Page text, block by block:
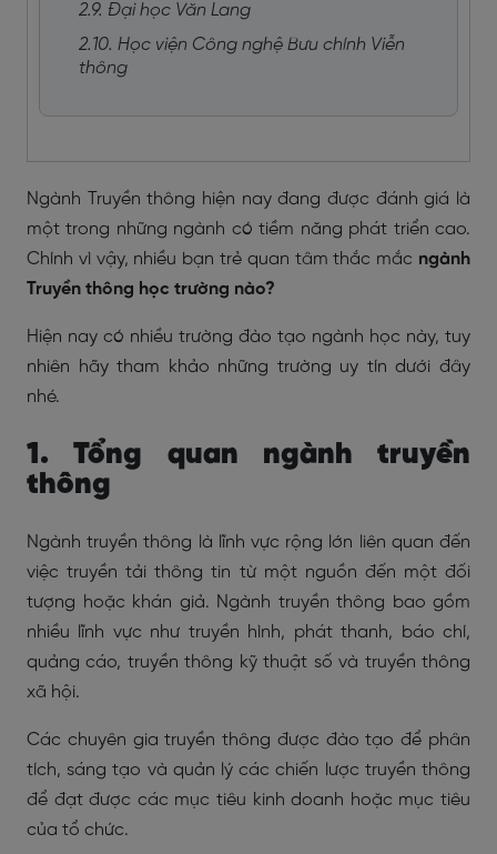
2.9. Đại học Văn Lang
2.10. Học viện Công nghệ Bưu chính Viễn
thông
Ngành Truyền thông hiện nay đang được đánh giá là
một trong những ngành có tiềm năng phát triển cao.
Chính vì vậy, nhiều bạn trẻ quan tâm thắc mắc ngành
Truyền thông học trường nào?
Hiện nay có nhiều trường đào tạo ngành học này, tuy
nhiên hãy tham khảo những trường uy tín dưới đây
nhé.
1. Tổng quan ngành truyền
thông
Ngành truyền thông là lĩnh vực rộng lớn liên quan đến
việc truyền tải thông tin từ một nguồn đến một đối
tượng hoặc khán giả. Ngành truyền thông bao gồm
nhiều lĩnh vực như truyền hình, phát thanh, báo chí,
quảng cáo, truyền thông kỹ thuật số và truyền thông
xã hội.
Các chuyên gia truyền thông được đào tạo để phân
tích, sáng tạo và quản lý các chiến lược truyền thông
để đạt được các mục tiêu kinh doanh hoặc mục tiêu
của tổ chức.